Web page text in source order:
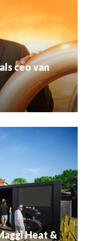
ceo van
Heat &